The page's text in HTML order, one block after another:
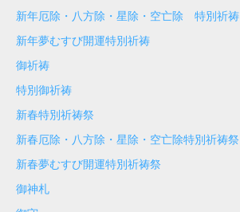
新年厄除・八方除・星除・空亡除 特別祈祷
新年夢むすび開運特別祈祷
御祈祷
特別御祈祷
新春特別祈祷祭
新春厄除・八方除・星除・空亡除特別祈祷祭
新春夢むすび開運特別祈祷祭
御神札